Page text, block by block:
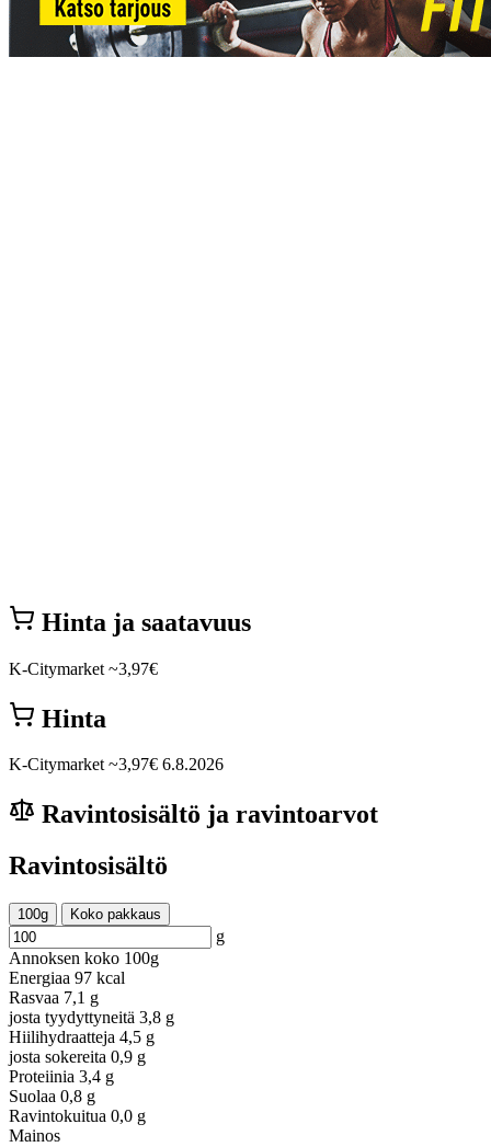
Hinta ja saatavuus
K-Citymarket ~3,97€
Hinta
K-Citymarket ~3,97€ 6.8.2026
Ravintosisältö ja ravintoarvot
Ravintosisältö
100g Koko pakkaus
g
Annoksen koko 100g
Energiaa 97 kcal
Rasvaa 7,1 g
josta tyydyttyneitä 3,8 g
Hiilihydraatteja 4,5 g
josta sokereita 0,9 g
Proteiinia 3,4 g
Suolaa 0,8 g
Ravintokuitua 0,0 g
Mainos